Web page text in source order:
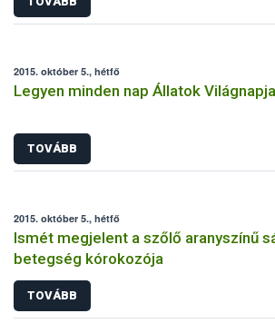
2015. október 5., hétfő
Legyen minden nap Állatok
TOVÁBB
2015. október 5., hétfő
Ismét megjelent a szőlő aranyszínű
betegség kórokozója
TOVÁBB